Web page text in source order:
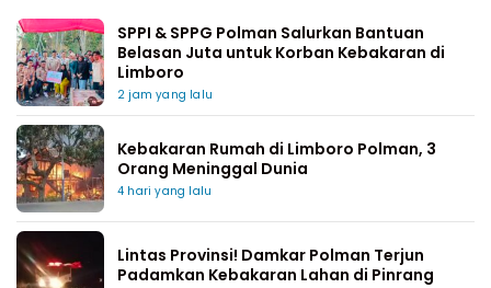
SPPI & SPPG Polman Salurkan Bantuan
Belasan Juta untuk Korban Kebakaran di
Limboro
2 jam yang lalu
Kebakaran Rumah di Limboro Polman, 3
Orang Meninggal Dunia
4 hari yang lalu
Lintas Provinsi! Damkar Polman Terjun
Padamkan Kebakaran Lahan di Pinrang